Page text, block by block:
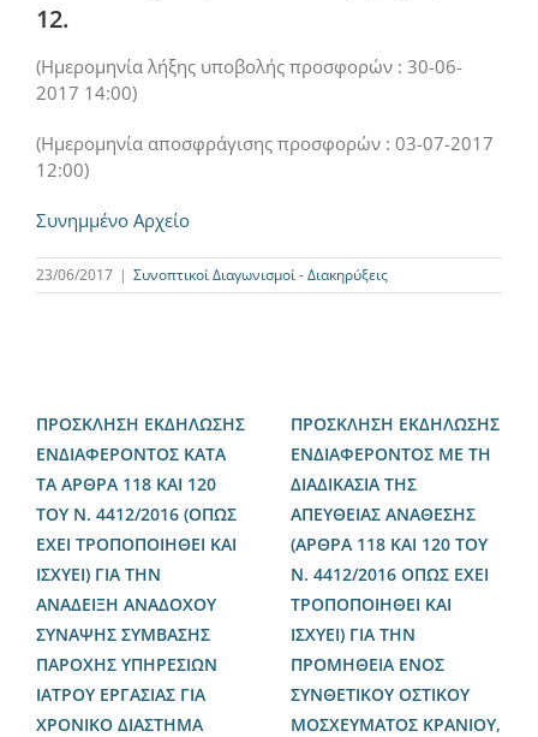
12.
(Ημερομηνία λήξης υποβολής προσφορών : 30-06-
2017 14:00)
(Ημερομηνία αποσφράγισης προσφορών : 03-07-2017
12:00)
Συνημμένο Αρχείο
23/06/2017 | Συνοπτικοί Διαγωνισμοί - Διακηρύξεις
ΠΡΟΣΚΛΗΣΗ ΕΚΔΗΛΩΣΗΣ
ΕΝΔΙΑΦΕΡΟΝΤΟΣ ΚΑΤΑ
ΤΑ ΑΡΘΡΑ 118 ΚΑΙ 120
ΤΟΥ Ν. 4412/2016 (ΟΠΩΣ
ΕΧΕΙ ΤΡΟΠΟΠΟΙΗΘΕΙ ΚΑΙ
ΙΣΧΥΕΙ) ΓΙΑ ΤΗΝ
ΑΝΑΔΕΙΞΗ ΑΝΑΔΟΧΟΥ
ΣΥΝΑΨΗΣ ΣΥΜΒΑΣΗΣ
ΠΑΡΟΧΗΣ ΥΠΗΡΕΣΙΩΝ
ΙΑΤΡΟΥ ΕΡΓΑΣΙΑΣ ΓΙΑ
ΧΡΟΝΙΚΟ ΔΙΑΣΤΗΜΑ
ΠΡΟΣΚΛΗΣΗ ΕΚΔΗΛΩΣΗΣ
ΕΝΔΙΑΦΕΡΟΝΤΟΣ ΜΕ ΤΗ
ΔΙΑΔΙΚΑΣΙΑ ΤΗΣ
ΑΠΕΥΘΕΙΑΣ ΑΝΑΘΕΣΗΣ
(ΑΡΘΡΑ 118 ΚΑΙ 120 ΤΟΥ
Ν. 4412/2016 ΟΠΩΣ ΕΧΕΙ
ΤΡΟΠΟΠΟΙΗΘΕΙ ΚΑΙ
ΙΣΧΥΕΙ) ΓΙΑ ΤΗΝ
ΠΡΟΜΗΘΕΙΑ ΕΝΟΣ
ΣΥΝΘΕΤΙΚΟΥ ΟΣΤΙΚΟΥ
ΜΟΣΧΕΥΜΑΤΟΣ ΚΡΑΝΙΟΥ,